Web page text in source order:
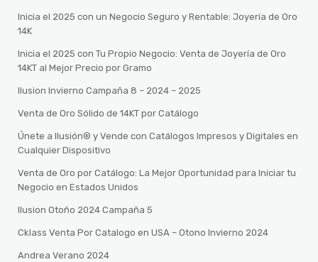
Inicia el 2025 con un Negocio Seguro y Rentable: Joyería de Oro
14K
Inicia el 2025 con Tu Propio Negocio: Venta de Joyería de Oro
14KT al Mejor Precio por Gramo
Ilusion Invierno Campaña 8 – 2024 – 2025
Venta de Oro Sólido de 14KT por Catálogo
Únete a Ilusión® y Vende con Catálogos Impresos y Digitales en
Cualquier Dispositivo
Venta de Oro por Catálogo: La Mejor Oportunidad para Iniciar tu
Negocio en Estados Unidos
Ilusion Otoño 2024 Campaña 5
Cklass Venta Por Catalogo en USA – Otono Invierno 2024
Andrea Verano 2024